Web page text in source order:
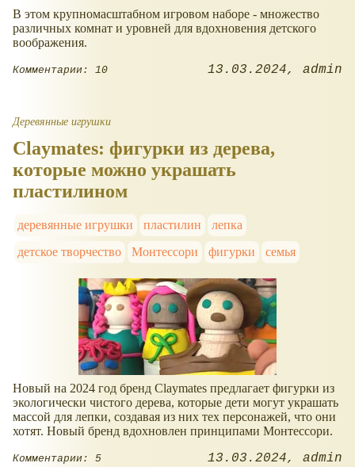
В этом крупномасштабном игровом наборе - множество
различных комнат и уровней для вдохновения детского
воображения.
Комментарии: 10 13.03.2024 admin
Деревянные игрушки
Claymates: фигурки из дерева,
которые можно украшать
пластилином
деревянные игрушки пластилин
лепка
детское творчество
Монтессори фигурки семья
Новый на 2024 год бренд Claymates предлагает фигурки из
экологически чистого дерева, которые дети могут украшать
массой для лепки, создавая из них тех персонажей, что они
хотят. Новый бренд вдохновлен принципами Монтессори.
Комментарии: 5 13.03.2024 admin